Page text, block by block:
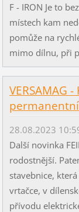
F - IRON Je to
místech kam
pomůže na
mimo dílnu, při
VERSAMAG
28.08.2023
Další novinka
rodostnější.
stavebnice,
vrtačce, v
přívodu